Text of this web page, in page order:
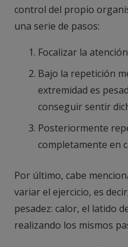
control del propio
una serie de pasos:
Focalizar la
Bajo la repetición
extremidad es
conseguir sentir
Posteriormente
completamente en
Por último, cabe
variar el ejercicio, es
pesadez: calor, el latido
realizando los mismos